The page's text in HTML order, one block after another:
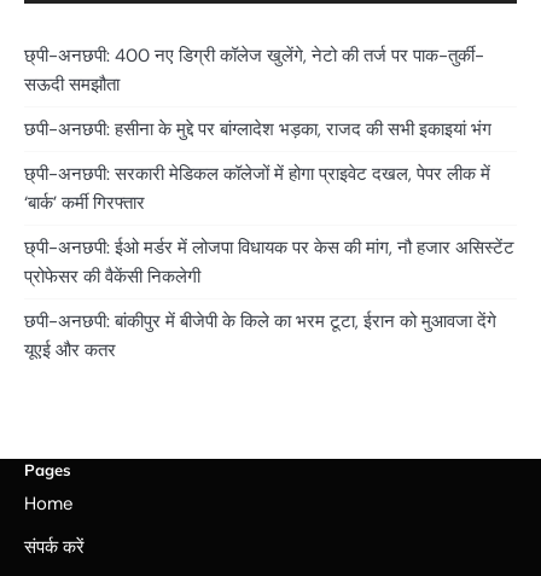
छ्पी-अनछपी: 400 नए डिग्री कॉलेज खुलेंगे, नेटो की तर्ज पर पाक-तुर्की-
सऊदी समझौता
छपी-अनछपी: हसीना के मुद्दे पर बांग्लादेश भड़का, राजद की सभी इकाइयां भंग
छ्पी-अनछपी: सरकारी मेडिकल कॉलेजों में होगा प्राइवेट दखल, पेपर लीक में
‘बार्क’ कर्मी गिरफ्तार
छ्पी-अनछपी: ईओ मर्डर में लोजपा विधायक पर केस की मांग, नौ हजार असिस्टेंट
प्रोफेसर की वैकेंसी निकलेगी
छपी-अनछपी: बांकीपुर में बीजेपी के किले का भरम टूटा, ईरान को मुआवजा देंगे
यूएई और कतर
Pages
Home
संपर्क करें